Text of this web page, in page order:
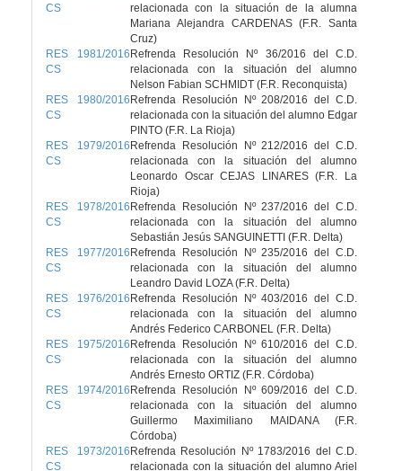
CS
relacionada con la situación de la alumna
Mariana Alejandra CARDENAS (F.R. Santa
Cruz)
RES 1981/2016
CS
Refrenda Resolución Nº 36/2016 del C.D.
relacionada con la situación del alumno
Nelson Fabian SCHMIDT (F.R. Reconquista)
RES 1980/2016
CS
Refrenda Resolución Nº 208/2016 del C.D.
relacionada con la situación del alumno Edgar
PINTO (F.R. La Rioja)
RES 1979/2016
CS
Refrenda Resolución Nº 212/2016 del C.D.
relacionada con la situación del alumno
Leonardo Oscar CEJAS LINARES (F.R. La
Rioja)
RES 1978/2016
CS
Refrenda Resolución Nº 237/2016 del C.D.
relacionada con la situación del alumno
Sebastián Jesús SANGUINETTI (F.R. Delta)
RES 1977/2016
CS
Refrenda Resolución Nº 235/2016 del C.D.
relacionada con la situación del alumno
Leandro David LOZA (F.R. Delta)
RES 1976/2016
CS
Refrenda Resolución Nº 403/2016 del C.D.
relacionada con la situación del alumno
Andrés Federico CARBONEL (F.R. Delta)
RES 1975/2016
CS
Refrenda Resolución Nº 610/2016 del C.D.
relacionada con la situación del alumno
Andrés Ernesto ORTIZ (F.R. Córdoba)
RES 1974/2016
CS
Refrenda Resolución Nº 609/2016 del C.D.
relacionada con la situación del alumno
Guillermo Maximiliano MAIDANA (F.R.
Córdoba)
RES 1973/2016
CS
Refrenda Resolución Nº 1783/2016 del C.D.
relacionada con la situación del alumno Ariel